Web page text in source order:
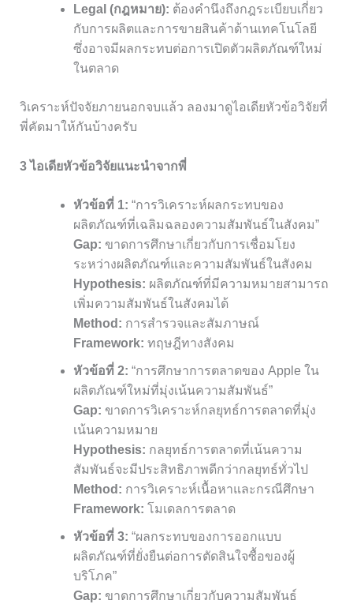
Legal (กฎหมาย): ต้องคำนึงถึงกฎระเบียบเกี่ยว
กับการผลิตและการขายสินค้าด้านเทคโนโลยี
ซึ่งอาจมีผลกระทบต่อการเปิดตัวผลิตภัณฑ์ใหม่
ในตลาด
วิเคราะห์ปัจจัยภายนอกจบแล้ว ลองมาดูไอเดียหัวข้อวิจัยที่
พี่คัดมาให้กันบ้างครับ
3 ไอเดียหัวข้อวิจัยแนะนำจากพี่
หัวข้อที่ 1: “การวิเคราะห์ผลกระทบของ
ผลิตภัณฑ์ที่เฉลิมฉลองความสัมพันธ์ในสังคม”
Gap: ขาดการศึกษาเกี่ยวกับการเชื่อมโยง
ระหว่างผลิตภัณฑ์และความสัมพันธ์ในสังคม
Hypothesis: ผลิตภัณฑ์ที่มีความหมายสามารถ
เพิ่มความสัมพันธ์ในสังคมได้
Method: การสำรวจและสัมภาษณ์
Framework: ทฤษฎีทางสังคม
หัวข้อที่ 2: “การศึกษาการตลาดของ Apple ใน
ผลิตภัณฑ์ใหม่ที่มุ่งเน้นความสัมพันธ์”
Gap: ขาดการวิเคราะห์กลยุทธ์การตลาดที่มุ่ง
เน้นความหมาย
Hypothesis: กลยุทธ์การตลาดที่เน้นความ
สัมพันธ์จะมีประสิทธิภาพดีกว่ากลยุทธ์ทั่วไป
Method: การวิเคราะห์เนื้อหาและกรณีศึกษา
Framework: โมเดลการตลาด
หัวข้อที่ 3: “ผลกระทบของการออกแบบ
ผลิตภัณฑ์ที่ยั่งยืนต่อการตัดสินใจซื้อของผู้
บริโภค”
Gap: ขาดการศึกษาเกี่ยวกับความสัมพันธ์